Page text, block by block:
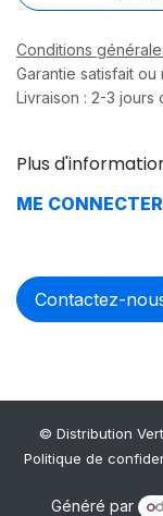
Conditions
Garantie satisfait
Livraison : 2-3 jours
Plus
ME CONNECTER
Contactez-
© Distrib​ution
Politique de
Généré par